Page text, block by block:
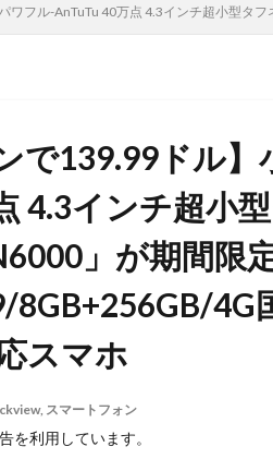
ワフル-AnTuTu 40万点 4.3インチ超小型
で139.99ドル
4.3インチ超小
」が期間限
8GB+256GB/4G
スマホ
, スマートフォン
を利用しています。